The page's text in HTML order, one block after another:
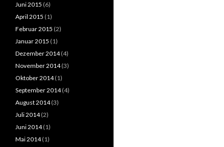
Juni 2015 (6)
April 2015 (1)
Februar 2015 (2)
Januar 2015 (1)
Dezember 2014(4)
November 2014(3)
Oktober 2014(1)
September 2014(4)
August 2014(3)
Juli 2014(2)
Juni 2014(1)
Mai 2014(1)